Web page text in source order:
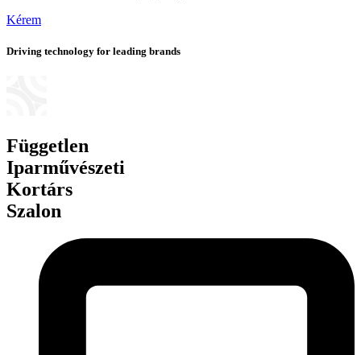
Kérem
Driving technology for leading brands
Független
Iparművészeti
Kortárs
Szalon